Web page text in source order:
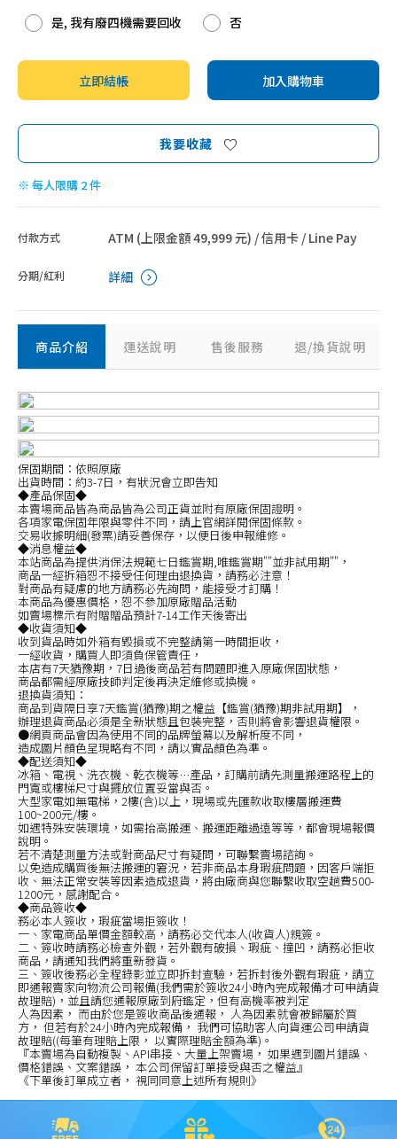
BD 冰點
TOSHIBA 東芝
NIKKO 日光
TCL
是, 我有廢四機需要回收 否
立即結帳 加入購物車
我要收藏
※ 每人限購 2 件
付款方式 ATM (上限金額 49,999 元) / 信用卡 / Line Pay
分期/紅利 詳細
商品介紹 運送說明 售後服務 退/換貨說明
保固期間：依照原廠
出貨時間：約3-7日，有狀況會立即告知
◆產品保固◆
本賣場商品皆為商品皆為公司正貨並附有原廠保固證明。
各項家電保固年限與零件不同，請上官網詳閱保固條款。
交易收據明細(發票)請妥善保存，以便日後申報維修。
◆消息權益◆
本站商品為提供消保法規範七日鑑賞期,唯鑑賞期""並非試用期""，
商品一經拆箱恕不接受任何理由退換貨，請務必注意！
對商品有疑慮的地方請務必先詢問，能接受才訂購！
本商品為優惠價格，恕不參加原廠贈品活動
如賣場標示有附贈贈品預計7-14工作天後寄出
◆收貨須知◆
收到貨品時如外箱有毀損或不完整請第一時間拒收，
一經收貨，購買人即須負保管責任，
本店有7天猶豫期，7日過後商品若有問題即進入原廠保固狀態，
商品都需經原廠技師判定後再決定維修或換機。
退換貨須知：
商品到貨隔日享7天鑑賞(猶豫)期之權益【鑑賞(猶豫)期非試用期】，
辦理退貨商品必須是全新狀態且包裝完整，否則將會影響退貨權限。
●網頁商品會因為使用不同的品牌螢幕以及解析度不同，
造成圖片顏色呈現略有不同，請以實品顏色為準。
◆配送須知◆
冰箱、電視、洗衣機、乾衣機等…產品，訂購前請先測量搬運路程上的
門寬或樓梯尺寸與擺放位置妥當與否。
大型家電如無電梯，2樓(含)以上，現場或先匯款收取樓層搬運費
100~200元/樓。
如遇特殊安裝環境，如需抬高搬運、搬運距離過遠等等，都會現場報價
說明。
若不清楚測量方法或對商品尺寸有疑問，可聯繫賣場諮詢。
以免造成購買後無法搬運的窘況，若非商品本身瑕疵問題，因客戶端拒
收、無法正常安裝等因素造成退貨，將由廠商與您聯繫收取空趟費500-
1200元，感謝配合。
◆商品簽收◆
務必本人簽收，瑕疵當場拒簽收！
一、家電商品單價金額較高，請務必交代本人(收貨人)親簽。
二、簽收時請務必檢查外觀，若外觀有破損、瑕疵、撞凹，請務必拒收
商品，請通知我們將重新發貨。
三、簽收後務必全程錄影並立即拆封查驗，若拆封後外觀有瑕疵，請立
即通報賣家向物流公司報備(我們需於簽收24小時內完成報備才可申請貨
故理賠)，並且請您通報原廠到府鑑定，但有高機率被判定
人為因素， 而由於您是簽收商品後通報， 人為因素就會被歸屬於買
方， 但若有於24小時內完成報備， 我們可協助客人向貨運公司申請貨
故理賠((每筆有理賠上限， 以實際理賠金額為準)。
『本賣場為自動複製、API串接、大量上架賣場， 如果遇到圖片錯誤、
價格錯誤、文案錯誤， 本公司保留訂單接受與否之權益』
《下單後訂單成立者， 視同同意上述所有規則》